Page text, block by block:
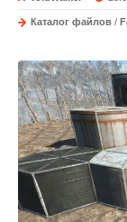
Каталог файлов /